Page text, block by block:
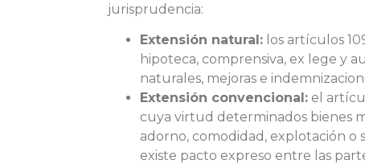
jurisprudencia:
Extensión natural: los artículos
hipoteca, comprensiva, ex lege y
naturales, mejoras e
Extensión convencional: el
cuya virtud determinados bienes
adorno, comodidad, explotación o
existe pacto expreso entre las